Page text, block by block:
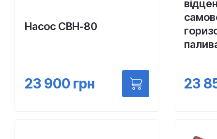
Насос СВН-80
23 900 грн 23